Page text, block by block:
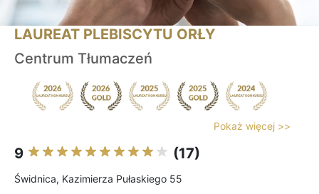
LAUREAT PLEBISCYTU ORŁY
Centrum Tłumaczeń
Pokaż więcej >>
9 (17)
Świdnica, Kazimierza Pułaskiego 55